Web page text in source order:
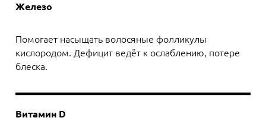
Железо
Помогает насыщать волосяные фолликулы
кислородом. Дефицит ведёт к ослаблению, потере
блеска.
Витамин D